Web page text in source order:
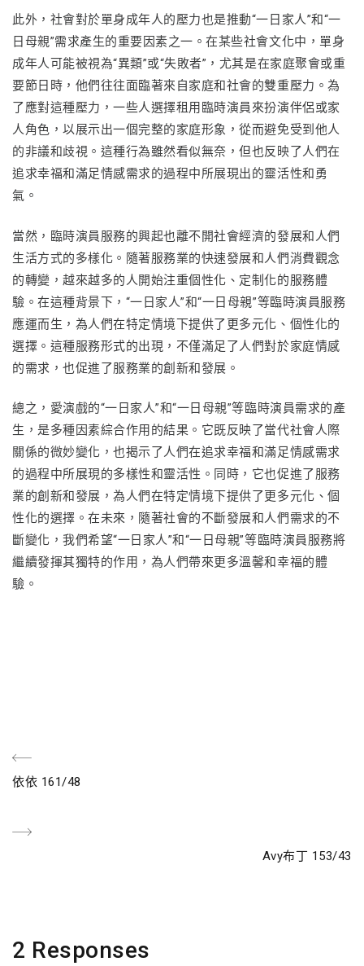
此外，社會對於單身成年人的壓力也是推動“一日家人”和“一
日母親”需求產生的重要因素之一。在某些社會文化中，單身
成年人可能被視為“異類”或“失敗者”，尤其是在家庭聚會或重
要節日時，他們往往面臨著來自家庭和社會的雙重壓力。為
了應對這種壓力，一些人選擇租用臨時演員來扮演伴侶或家
人角色，以展示出一個完整的家庭形象，從而避免受到他人
的非議和歧視。這種行為雖然看似無奈，但也反映了人們在
追求幸福和滿足情感需求的過程中所展現出的靈活性和勇
氣。
當然，臨時演員服務的興起也離不開社會經濟的發展和人們
生活方式的多樣化。隨著服務業的快速發展和人們消費觀念
的轉變，越來越多的人開始注重個性化、定制化的服務體
驗。在這種背景下，“一日家人”和“一日母親”等臨時演員服務
應運而生，為人們在特定情境下提供了更多元化、個性化的
選擇。這種服務形式的出現，不僅滿足了人們對於家庭情感
的需求，也促進了服務業的創新和發展。
總之，愛演戲的“一日家人”和“一日母親”等臨時演員需求的產
生，是多種因素綜合作用的結果。它既反映了當代社會人際
關係的微妙變化，也揭示了人們在追求幸福和滿足情感需求
的過程中所展現的多樣性和靈活性。同時，它也促進了服務
業的創新和發展，為人們在特定情境下提供了更多元化、個
性化的選擇。在未來，隨著社會的不斷發展和人們需求的不
斷變化，我們希望“一日家人”和“一日母親”等臨時演員服務將
繼續發揮其獨特的作用，為人們帶來更多溫馨和幸福的體
驗。
文
導
Previous
依依 161/48
Next
Avy布丁 153/43
2 Responses